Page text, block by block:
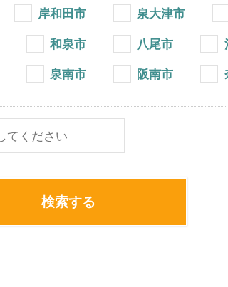
岸和田市 泉大津市
和泉市 八尾市
泉南市 阪南市
検索する